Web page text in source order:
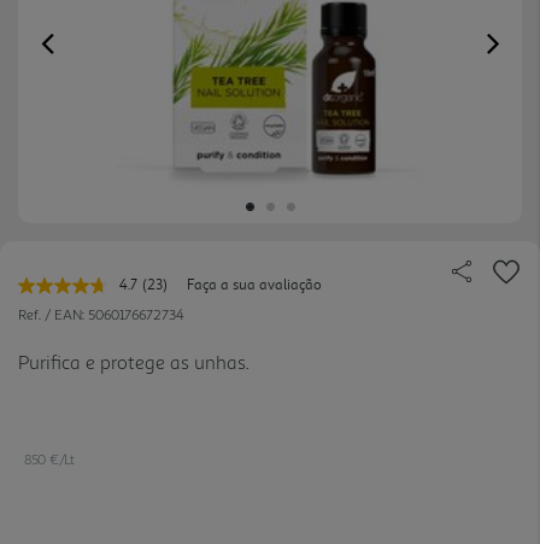
Previous
4.7 Leu
23
para
(23)
Faça a sua avaliação
Ref. / EAN: 5060176672734
Purifica e protege as unhas.
850 €/Lt